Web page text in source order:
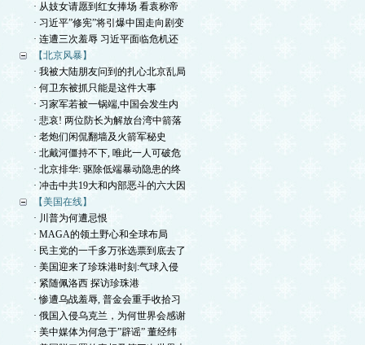
· 从妓女请愿到红女捧场 看袁称帝
· 习近平”修宪”将引爆中国走向剧变
· 连遭三次羞辱 习近平面临危机还
【北京风暴】
· 我被大陆朋友问到的扎心北京乱局
· 何卫东被抓只能是这件大事
· 习家军若被一锅端,中国会发生内
· 悲哀! 两位防长为解放台湾中箭落
· 老炮们闲侃翻墙及火箭军秘史
· 北戴河僵持不下, 唯此一人可破危
· 北京排华: 驱除低端暴动隐患的终
· 冲击中共19大和内部恶斗的六大因
【美国在线】
· 川普为何遭忌恨
· MAGA的领土野心和全球布局
· 民主党的一千多万张选票到底去了
· 美国迎来了珍珠港时刻:气球入侵
· 紧随佩洛西 探访珍珠港
· 惨遭乌战羞辱, 普金会重手收拾习
· 俄国入侵乌克兰，为何世界会感谢
· 美中媒体为何急于”辟谣” 董经纬